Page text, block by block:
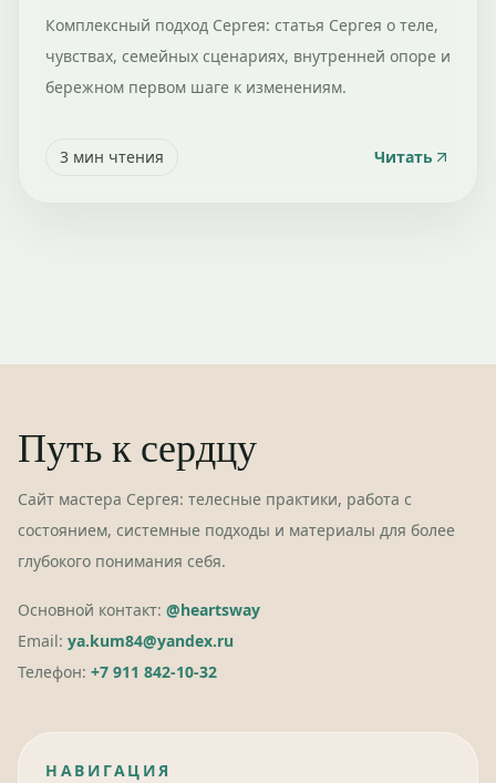
Комплексный подход Сергея: статья Сергея о теле,
чувствах, семейных сценариях, внутренней опоре и
бережном первом шаге к изменениям.
3 мин чтения Читать
Путь к сердцу
Сайт мастера Сергея: телесные практики, работа с
состоянием, системные подходы и материалы для более
глубокого понимания себя.
Основной контакт: @heartsway
Email: ya.kum84@yandex.ru
Телефон: +7 911 842-10-32
НАВИГАЦИЯ